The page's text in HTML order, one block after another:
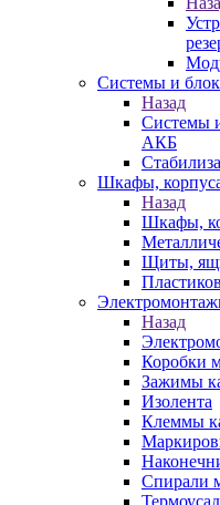
Системы и
Назад
Системы
АКБ
Шкафы,
Назад
Шкафы,
Щиты,
Назад
Коробки
Зажимы
Изолента
Клеммы
Спирали